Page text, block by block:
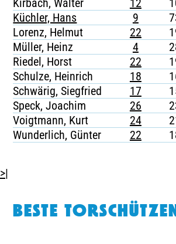
Kirbach, Walter
12
Küchler, Hans
9
Lorenz, Helmut
22
Müller, Heinz
4
Riedel, Horst
22
Schulze, Heinrich
18
Schwärig, Siegfried
17
Speck, Joachim
26
Voigtmann, Kurt
24
Wunderlich, Günter
22
>|
BESTE